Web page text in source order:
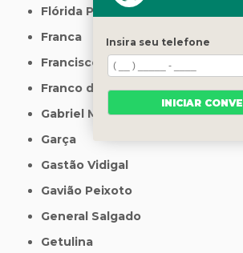
Flórida Paulista
Franca
Francisco Morato
Franco da Rocha
Gabriel Monteiro
Garça
Gastão Vidigal
Gavião Peixoto
General Salgado
Getulina
Insira seu telefone
INICIAR